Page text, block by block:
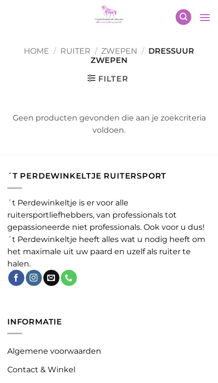
HOME / RUITER / ZWEPEN / DRESSUUR
ZWEPEN
FILTER
Geen producten gevonden die aan je zoekcriteria
voldoen.
´T PERDEWINKELTJE RUITERSPORT
´t Perdewinkeltje is er voor alle
ruitersportliefhebbers, van professionals tot
gepassioneerde niet professionals. Ook voor u dus!
´t Perdewinkeltje heeft alles wat u nodig heeft om
het maximale uit uw paard en uzelf als ruiter te
halen.
INFORMATIE
Algemene voorwaarden
Contact & Winkel